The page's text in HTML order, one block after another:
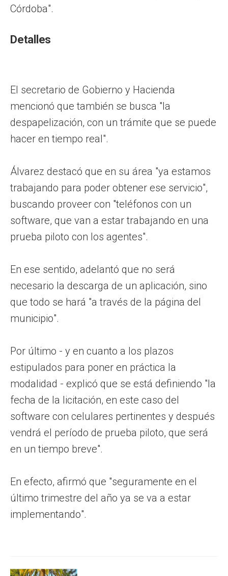
Córdoba".
Detalles
El secretario de Gobierno y Hacienda
mencionó que también se busca "la
despapelización, con un trámite que se puede
hacer en tiempo real".
Álvarez destacó que en su área "ya estamos
trabajando para poder obtener ese servicio",
buscando proveer con "teléfonos con un
software, que van a estar trabajando en una
prueba piloto con los agentes".
En ese sentido, adelantó que no será
necesario la descarga de un aplicación, sino
que todo se hará "a través de la página del
municipio".
Por último - y en cuanto a los plazos
estipulados para poner en práctica la
modalidad - explicó que se está definiendo "la
fecha de la licitación, en este caso del
software con celulares pertinentes y después
vendrá el período de prueba piloto, que será
en un tiempo breve".
En efecto, afirmó que "seguramente en el
último trimestre del año ya se va a estar
implementando".